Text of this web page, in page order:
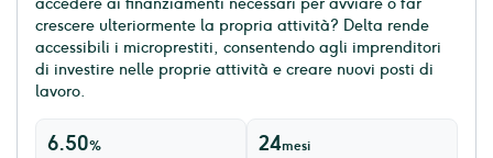
accedere ai finanziamenti necessari per avviare o far
crescere ulteriormente la propria attività? Delta rende
accessibili i microprestiti, consentendo agli imprenditori
di investire nelle proprie attività e creare nuovi posti di
lavoro.
6.50%
24mesi